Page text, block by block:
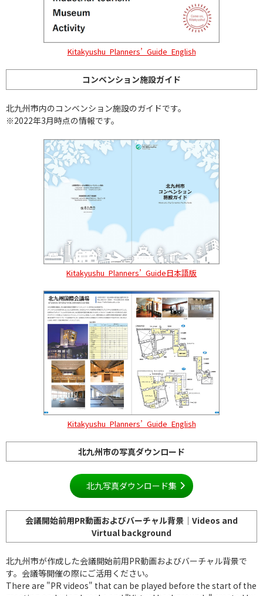
Kitakyushu_Planners’_Guide_English
コンベンション施設ガイド
北九州市内のコンベンション施設のガイドです。
※2022年3月時点の情報です。
Kitakyushu_Planners’_Guide日本語版
Kitakyushu_Planners’_Guide_English
北九州市の写真ダウンロード
北九写真ダウンロード集
会議開始前用PR動画およびバーチャル背景│Videos and
Virtual background
北九州市が作成した会議開始前用PR動画およびバーチャル背景で
す。会議等開催の際にご活用ください。
There are "PR videos" that can be played before the start of the